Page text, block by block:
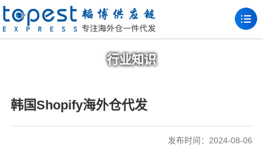
行业知识
韩国Shopify海外仓代发
发布时间：2024-08-06